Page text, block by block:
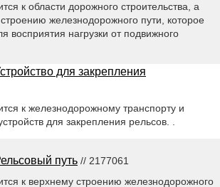
к области дорожного строительства, а
железнодорожного пути, которое
восприятия нагрузки от подвижного
для закрепления
к железнодорожному транспорту и
для закрепления рельсов. .
путь // 2177061
к верхнему строению железнодорожного